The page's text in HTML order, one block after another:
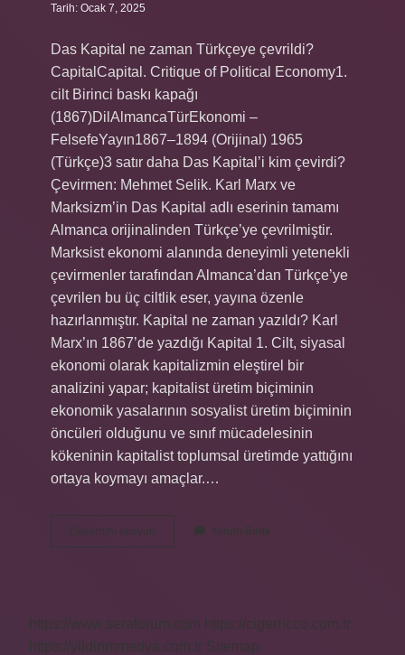
Tarih: Ocak 7, 2025
Das Kapital ne zaman Türkçeye çevrildi?
CapitalCapital. Critique of Political Economy1.
cilt Birinci baskı kapağı
(1867)DilAlmancaTürEkonomi –
FelsefeYayın1867–1894 (Orijinal) 1965
(Türkçe)3 satır daha Das Kapital’i kim çevirdi?
Çevirmen: Mehmet Selik. Karl Marx ve
Marksizm’in Das Kapital adlı eserinin tamamı
Almanca orijinalinden Türkçe’ye çevrilmiştir.
Marksist ekonomi alanında deneyimli yetenekli
çevirmenler tarafından Almanca’dan Türkçe’ye
çevrilen bu üç ciltlik eser, yayına özenle
hazırlanmıştır. Kapital ne zaman yazıldı? Karl
Marx’ın 1867’de yazdığı Kapital 1. Cilt, siyasal
ekonomi olarak kapitalizmin eleştirel bir
analizini yapar; kapitalist üretim biçiminin
ekonomik yasalarının sosyalist üretim biçiminin
öncüleri olduğunu ve sınıf mücadelesinin
kökeninin kapitalist toplumsal üretimde yattığını
ortaya koymayı amaçlar.…
Devamını okuyun
Ne
Yorum Bırak
https://www.seraforum.com https://cigerricco.com.tr
https://yildirimmedya.com.tr Sitemap